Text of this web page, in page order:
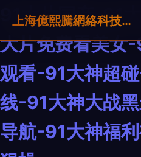
91大片国产-91
大片免费看美女
观看-91大神超
线-91大神大战
导航-91大神福
上海億熙騰網絡科技有限公司